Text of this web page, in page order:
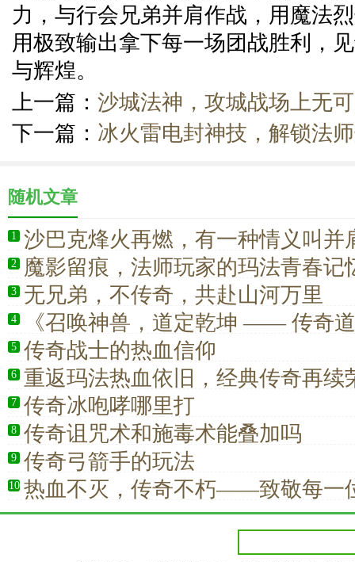
力，与行会兄弟并肩作战，用魔法
用极致输出拿下每一场团战胜利，
与辉煌。
上一篇： 沙城法神，攻城战场上无
下一篇： 冰火雷电封神技，解锁法
随机文章
1 沙巴克烽火再燃，有一种情义叫并
2 魔影留痕，法师玩家的玛法青春记
3 无兄弟，不传奇，共赴山河万里
4
《召唤神兽，道定乾坤 —— 传奇
家的终极首选》
5 传奇战士的热血信仰
6 重返玛法热血依旧，经典传奇再续
7 传奇冰咆哮哪里打
8 传奇诅咒术和施毒术能叠加吗
9 传奇弓箭手的玩法
10 热血不灭，传奇不朽——致敬每一